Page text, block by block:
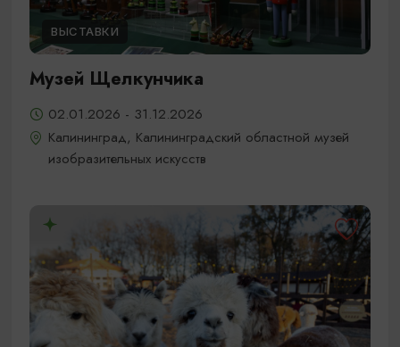
ВЫСТАВКИ
Музей Щелкунчика
02.01.2026 - 31.12.2026
Калининград, Калининградский областной музей
изобразительных искусств